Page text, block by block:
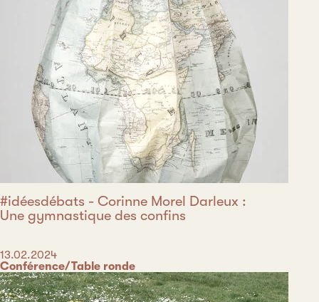
#idéesdébats - Corinne Morel Darleux :
Une gymnastique des confins
Date
13.02.2024
Catégorie
Conférence/Table ronde